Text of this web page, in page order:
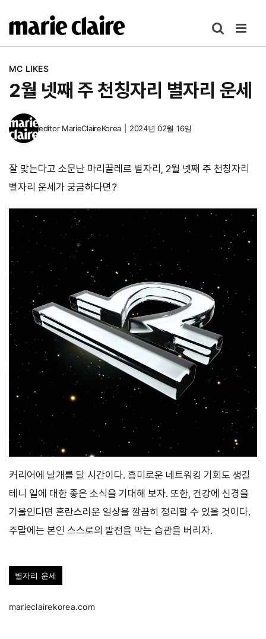
텐
MC LIKES
2월 넷째 주 천칭자리 별자리 운세
editor MarieClaireKorea 2024년 02월 16일
잘 맞는다고 소문난 마리끌레르 별자리, 2월 넷째 주 천칭자리
별자리 운세가 궁금하다면?
커리어에 날개를 달 시간이다. 흥미로운 네트워킹 기회도 생길
테니 일에 대한 좋은 소식을 기대해 보자. 또한, 건강에 신경을
기울인다면 혼란스러운 일상을 깔끔히 정리할 수 있을 것이다.
주말에는 본인 스스로의 발전을 막는 습관을 버리자.
별자리 운세
marieclairekorea.com